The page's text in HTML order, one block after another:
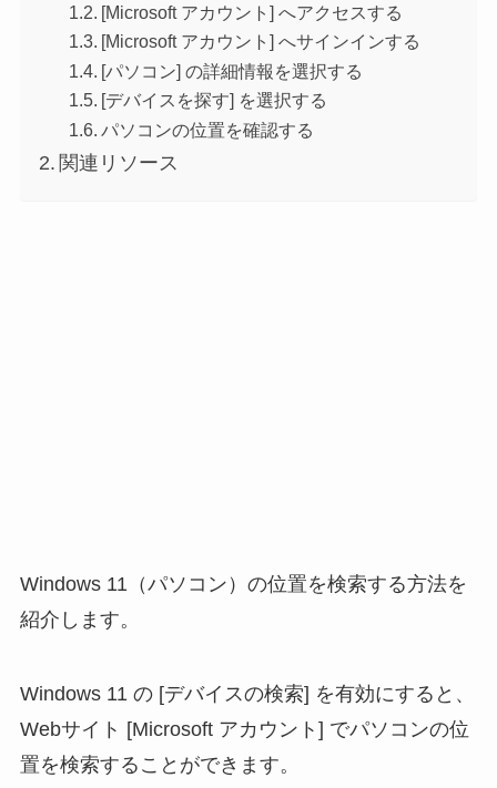
[Microsoft アカウント] へアクセスする
[Microsoft アカウント] へサインインする
[パソコン] の詳細情報を選択する
[デバイスを探す] を選択する
パソコンの位置を確認する
関連リソース
Windows 11（パソコン）の位置を検索する方法を
紹介します。
Windows 11 の [デバイスの検索] を有効にすると、
Webサイト [Microsoft アカウント] でパソコンの位
置を検索することができます。